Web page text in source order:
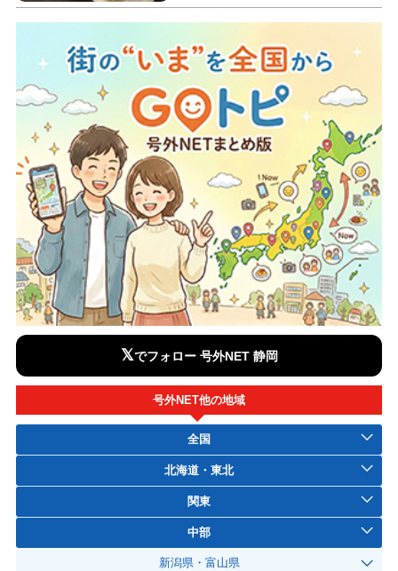
𝕏でフォロー 号外NET 静岡
号外NET他の地域
全国
北海道・東北
関東
中部
新潟県・富山県